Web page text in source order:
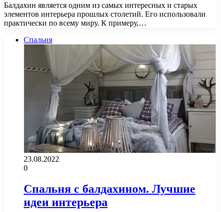
Балдахин является одним из самых интересных и старых
элементов интерьера прошлых столетий. Его использовали
практически по всему миру. К примеру,…
Спальня
23.08.2022
0
Спальня с балдахином. Лучшие
идеи интерьера